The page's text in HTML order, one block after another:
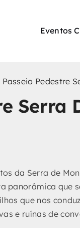
Eventos
Passeio Pedestre
Serra
da Serra de
panorâmica que
que nos
e ruínas de